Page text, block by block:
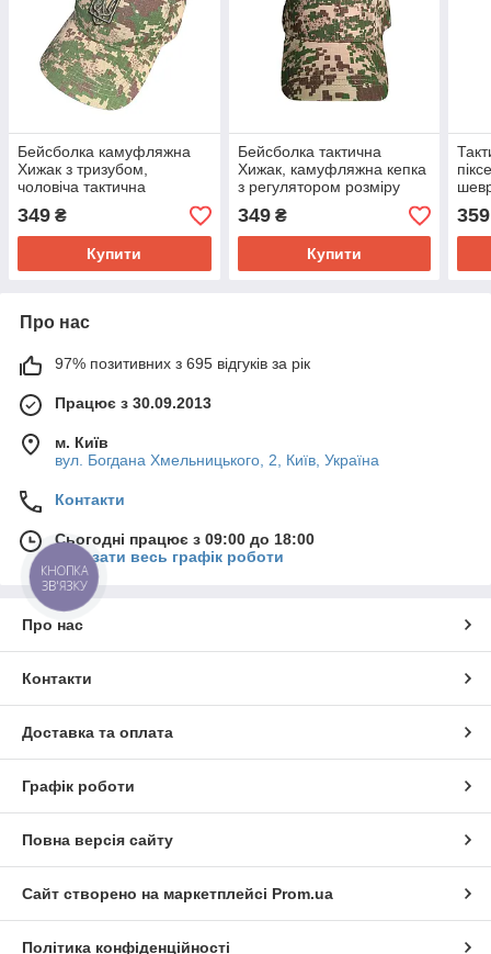
Бейсболка камуфляжна
Хижак з тризубом,
чоловіча тактична
бейсболка з регулятором
розміру
349 ₴
Купити
Бейсболка тактична
Хижак, камуфляжна кепка
з регулятором розміру
349₴
Купити
359
Про нас
97% позитивних з 695 відгуків за рік
Працює з 30.09.2013
м. Київ
вул. Богдана Хмельницького, 2, Київ, Україна
Контакти
Сьогодні працює з 09:00 до 18:00
Показати весь графік роботи
Про нас
Контакти
Доставка та оплата
Графік роботи
Повна версія сайту
Сайт створено на маркетплейсі Prom.ua
Політика конфіденційності
КНОПКА
ЗВ'ЯЗКУ